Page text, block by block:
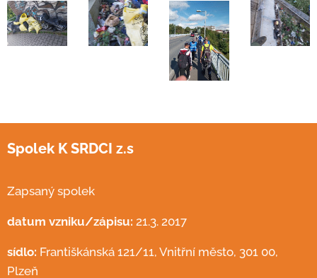
Spolek K SRDCI z.s
Zapsaný spolek
datum vzniku/zápisu: 21.3. 2017
sídlo: Františkánská 121/11, Vnitřní město, 301 00,
Plzeň